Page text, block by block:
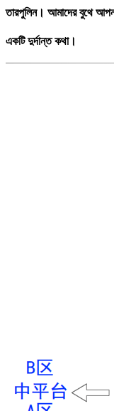
তারপুলিন। আমাদের বুথে
একটি দুর্দান্ত কথা।